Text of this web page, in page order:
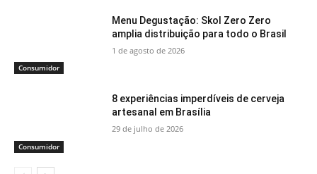
Consumidor
Menu Degustação: Skol Zero Zero
amplia distribuição para todo o Brasil
1 de agosto de 2026
Consumidor
8 experiências imperdíveis de cerveja
artesanal em Brasília
29 de julho de 2026